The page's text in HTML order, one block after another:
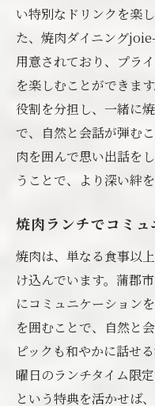
い特別なドリンクを楽
た、焼肉ダイニング
用意されており、プラ
を楽しむことができま
役割を分担し、一緒に
で、自然と会話が弾む
肉を囲んで思い出話を
うことで、より深い絆
焼肉ランチでコミ
焼肉は、単なる食事以
け込んでいます。蒲郡
にコミュニケーション
を囲むことで、自然と
ピックも和やかに話せ
曜日のランチタイム限
という特典を活かせば